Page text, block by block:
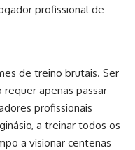
profissional de
de treino brutais. Ser
apenas passar
profissionais
a treinar todos os
a visionar centenas